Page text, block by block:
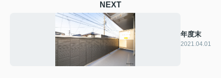
NEXT
年度末
2021.04.01